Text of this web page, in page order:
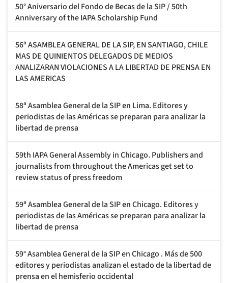
50° Aniversario del Fondo de Becas de la SIP / 50th
Anniversary of the IAPA Scholarship Fund
56ª ASAMBLEA GENERAL DE LA SIP, EN SANTIAGO, CHILE
MAS DE QUINIENTOS DELEGADOS DE MEDIOS
ANALIZARAN VIOLACIONES A LA LIBERTAD DE PRENSA EN
LAS AMERICAS
58ª Asamblea General de la SIP en Lima. Editores y
periodistas de las Américas se preparan para analizar la
libertad de prensa
59th IAPA General Assembly in Chicago. Publishers and
journalists from throughout the Americas get set to
review status of press freedom
59ª Asamblea General de la SIP en Chicago. Editores y
periodistas de las Américas se preparan para analizar la
libertad de prensa
59° Asamblea General de la SIP en Chicago . Más de 500
editores y periodistas analizan el estado de la libertad de
prensa en el hemisferio occidental